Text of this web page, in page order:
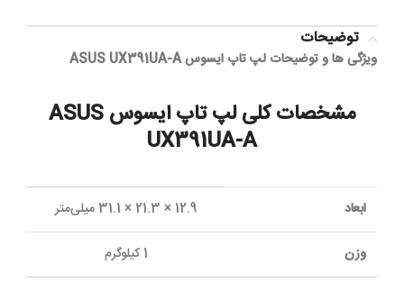
توضیحات
ویژگی ها و توضیحات لپ تاپ ایسوس ASUS UX391UA-A
مشخصات کلی لپ تاپ ایسوس ASUS
UX391UA-A
ابعاد 12.9 × 21.3 × 31.1 میلی‌متر
وزن 1 کیلوگرم